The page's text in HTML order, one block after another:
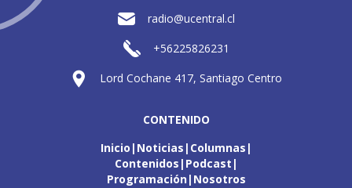
radio@ucentral.cl
+56225826231
Lord Cochane 417, Santiago Centro
CONTENIDO
Inicio Noticias Columnas
Contenidos Podcast
Programación Nosotros